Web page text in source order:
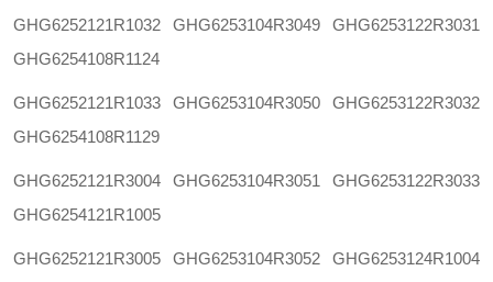
GHG6252121R1032 GHG6253104R3049
GHG6253122R3031
GHG6254108R1124
GHG6252121R1033 GHG6253104R3050
GHG6253122R3032
GHG6254108R1129
GHG6252121R3004 GHG6253104R3051
GHG6253122R3033
GHG6254121R1005
GHG6252121R3005 GHG6253104R3052
GHG6253124R1004